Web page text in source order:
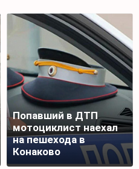
Попавший в ДТП
мотоциклист наехал
на пешехода в
Конаково